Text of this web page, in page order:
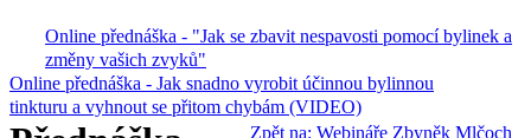
Online přednáška - "Jak se zbavit nespavosti pomocí bylinek a
změny vašich zvyků"
Online přednáška - Jak snadno vyrobit účinnou bylinnou
tinkturu a vyhnout se přitom chybám (VIDEO)
Zpět na: Webináře Zbyněk Mlčoch